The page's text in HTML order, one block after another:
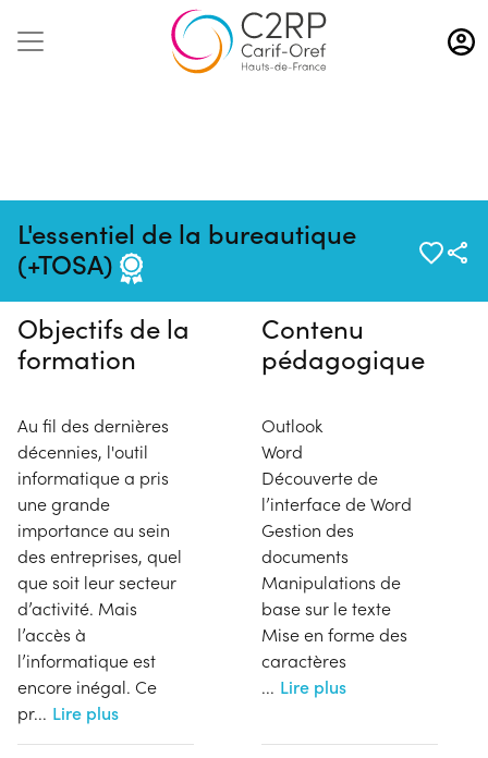
Aller
au
contenu
L'essentiel de la bureautique
(+TOSA)
Pas de session programmée en
ce moment
Objectifs de la
formation
Au fil des dernières
décennies, l'outil
informatique a pris
une grande
importance au sein
des entreprises, quel
que soit leur secteur
d’activité. Mais
l’accès à
l’informatique est
encore inégal. Ce
pr... Lire plus
Contenu
pédagogique
Outlook
Word
Découverte de
l’interface de Word
Gestion des
documents
Manipulations de
base sur le texte
Mise en forme des
caractères
... Lire plus